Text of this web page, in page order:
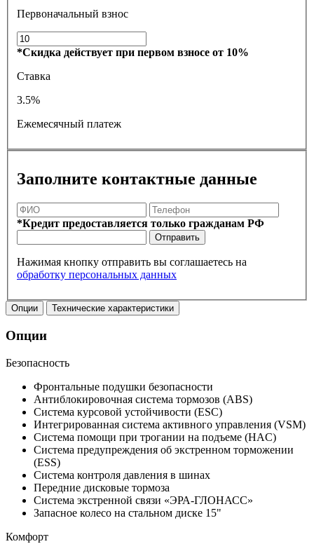
Первоначальный взнос
*Скидка действует при первом взносе от 10%
Ставка
3.5%
Ежемесячный платеж
Заполните контактные данные
*Кредит предоставляется только гражданам РФ
Отправить
Нажимая кнопку отправить вы соглашаетесь на
обработку персональных данных
Опции Технические характеристики
Опции
Безопасность
Фронтальные подушки безопасности
Антиблокировочная система тормозов (ABS)
Система курсовой устойчивости (ESC)
Интегрированная система активного управления (VSM)
Система помощи при трогании на подъеме (HAC)
Система предупреждения об экстренном торможении
(ESS)
Система контроля давления в шинах
Передние дисковые тормоза
Система экстренной связи «ЭРА-ГЛОНАСС»
Запасное колесо на стальном диске 15"
Комфорт